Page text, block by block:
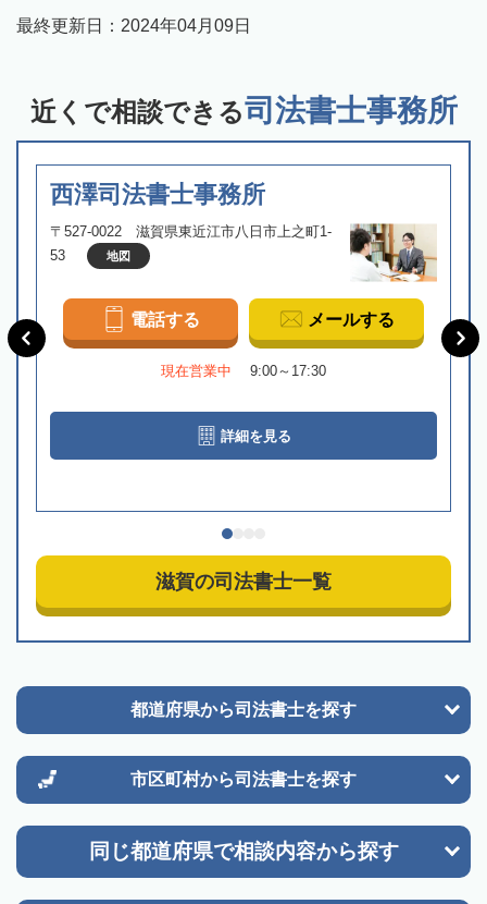
最終更新日： 2024年04月09日
近くで相談できる司法書士事務所
西澤司法書士事務所
〒527-0022 滋賀県東近江市八日市上之町1-
53
地図
電話する メールする
現在営業中 9:00～17:30
詳細を見る
滋賀の司法書士一覧
都道府県から司法書士を探す
市区町村から司法書士を探す
同じ都道府県で相談内容から探す